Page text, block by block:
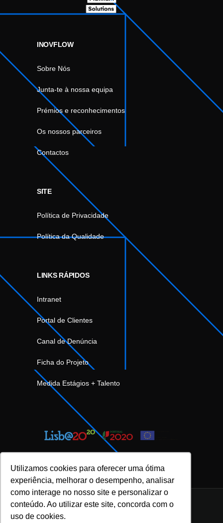
Utilizamos cookies para oferecer uma ótima
experiência, melhorar o desempenho, analisar
como interage no nosso site e personalizar o
conteúdo. Ao utilizar este site, concorda com o
uso de cookies.
INOVFLOW
Sobre Nós
Junta-te à nossa equipa
Prémios e reconhecimentos
Os nossos parceiros
Contactos
SITE
Política de Privacidade
Política da Qualidade
LINKS RÁPIDOS
Intranet
Portal de Clientes
Canal de Denúncia
Ficha do Projeto
Medida Estágios + Talento